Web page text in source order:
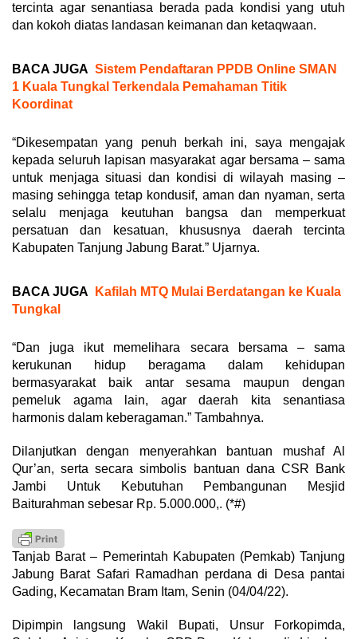
tercinta agar senantiasa berada pada kondisi yang utuh
dan kokoh diatas landasan keimanan dan ketaqwaan.
BACA JUGA Sistem Pendaftaran PPDB Online SMAN
1 Kuala Tungkal Terkendala Pemahaman Titik
Koordinat
“Dikesempatan yang penuh berkah ini, saya mengajak
kepada seluruh lapisan masyarakat agar bersama – sama
untuk menjaga situasi dan kondisi di wilayah masing –
masing sehingga tetap kondusif, aman dan nyaman, serta
selalu menjaga keutuhan bangsa dan memperkuat
persatuan dan kesatuan, khususnya daerah tercinta
Kabupaten Tanjung Jabung Barat.” Ujarnya.
BACA JUGA
Kafilah MTQ Mulai Berdatangan ke Kuala
Tungkal
“Dan juga ikut memelihara secara bersama – sama
kerukunan hidup beragama dalam kehidupan
bermasyarakat baik antar sesama maupun dengan
pemeluk agama lain, agar daerah kita senantiasa
harmonis dalam keberagaman.” Tambahnya.
Dilanjutkan dengan menyerahkan bantuan mushaf Al
Qur’an, serta secara simbolis bantuan dana CSR Bank
Jambi Untuk Kebutuhan Pembangunan Mesjid
Baiturahman sebesar Rp. 5.000.000,. (*#)
Tanjab Barat – Pemerintah Kabupaten (Pemkab) Tanjung
Jabung Barat Safari Ramadhan perdana di Desa pantai
Gading, Kecamatan Bram Itam, Senin (04/04/22).
Dipimpin langsung Wakil Bupati, Unsur Forkopimda,